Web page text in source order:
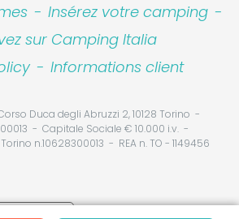
- Insérez votre camping -
sur Camping Italia
- Informations client
Duca degli Abruzzi 2, 10128 Torino
Capitale Sociale € 10.000 i.v.
n.10628300013
REA n. TO - 1149456
Choices